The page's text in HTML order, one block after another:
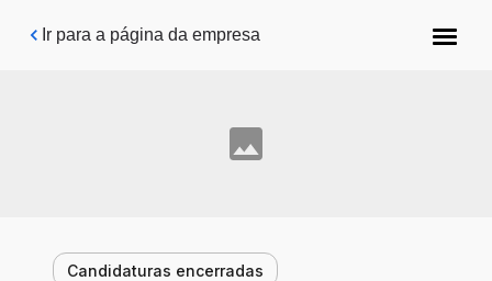
Pular para o conteúdo principal
Ir para a página da empresa
Candidaturas encerradas